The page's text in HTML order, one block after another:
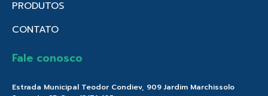
PRODUTOS
CONTATO
Fale conosco
Estrada Municipal Teodor Condiev, 909 Jardim Marchissolo